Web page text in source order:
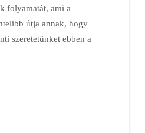
folyamatát, ami a
útja annak, hogy
szeretetünket ebben a